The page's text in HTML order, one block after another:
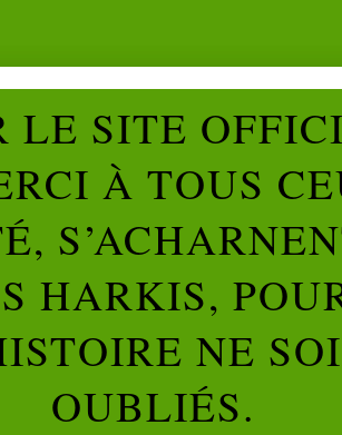
LE SITE
À TOUS
HARKIS,
NE
OUBLIÉS.